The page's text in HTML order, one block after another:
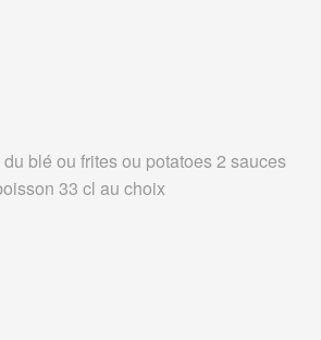
blé ou frites ou potatoes 2 sauces
33 cl au choix